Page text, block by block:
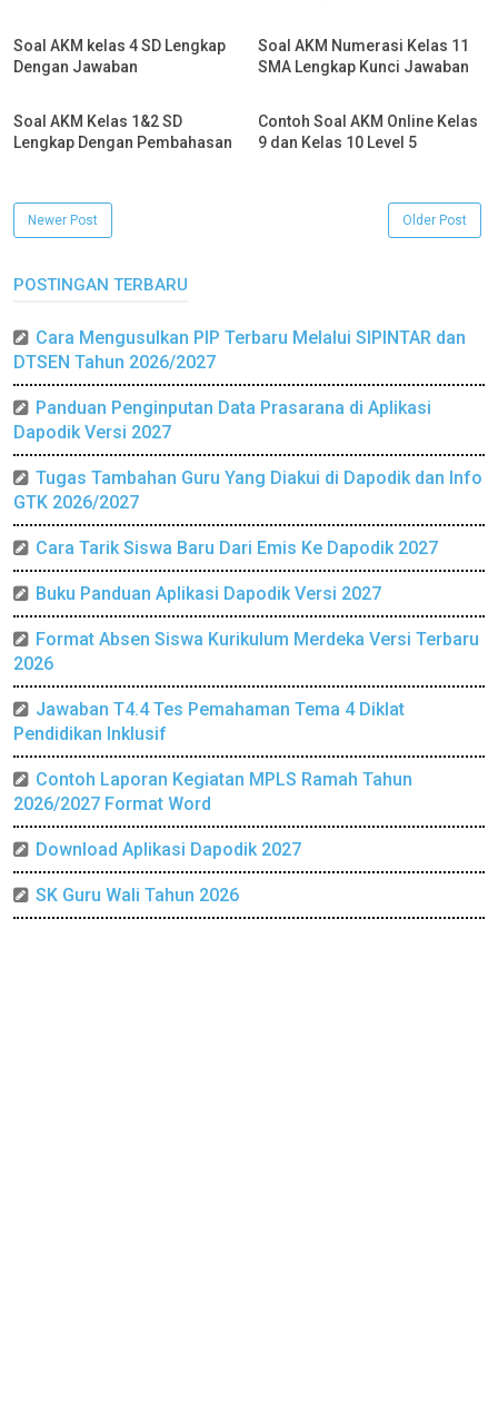
Soal AKM kelas 4 SD Lengkap
Dengan Jawaban
Soal AKM Numerasi Kelas 11
SMA Lengkap Kunci Jawaban
Soal AKM Kelas 1&2 SD
Lengkap Dengan Pembahasan
Contoh Soal AKM Online Kelas
9 dan Kelas 10 Level 5
Newer Post Older Post
POSTINGAN TERBARU
Cara Mengusulkan PIP Terbaru Melalui SIPINTAR dan
DTSEN Tahun 2026/2027
Panduan Penginputan Data Prasarana di Aplikasi
Dapodik Versi 2027
Tugas Tambahan Guru Yang Diakui di Dapodik dan Info
GTK 2026/2027
Cara Tarik Siswa Baru Dari Emis Ke Dapodik 2027
Buku Panduan Aplikasi Dapodik Versi 2027
Format Absen Siswa Kurikulum Merdeka Versi Terbaru
2026
Jawaban T4.4 Tes Pemahaman Tema 4 Diklat
Pendidikan Inklusif
Contoh Laporan Kegiatan MPLS Ramah Tahun
2026/2027 Format Word
Download Aplikasi Dapodik 2027
SK Guru Wali Tahun 2026